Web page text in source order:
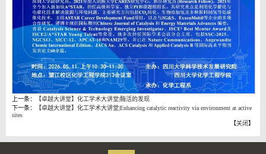
上一条：
【卓越大讲堂】化工学术大讲堂|酶活的发现
下一条：
【卓越大讲堂】化工学术大讲堂|Enhancing catalytic reactivity via environment at active
sites
【关闭 】